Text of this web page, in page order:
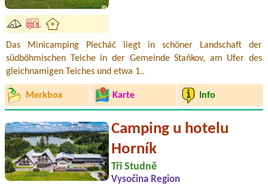
Das Minicamping Plecháč liegt in schöner Landschaft der
südböhmischen Teiche in der Gemeinde Staňkov, am Ufer des
gleichnamigen Teiches und etwa 1..
Merkbox Karte Info
Camping u hotelu
Horník
Tři Studně
Vysočina Region